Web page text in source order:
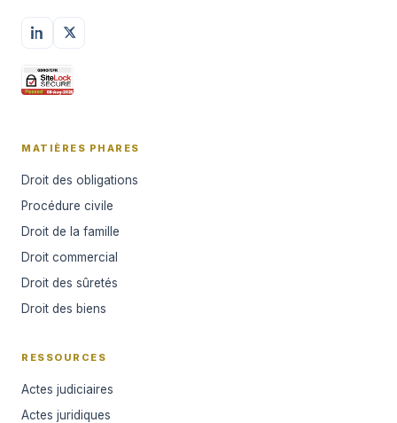
MATIÈRES PHARES
Droit des obligations
Procédure civile
Droit de la famille
Droit commercial
Droit des sûretés
Droit des biens
RESSOURCES
Actes judiciaires
Actes juridiques